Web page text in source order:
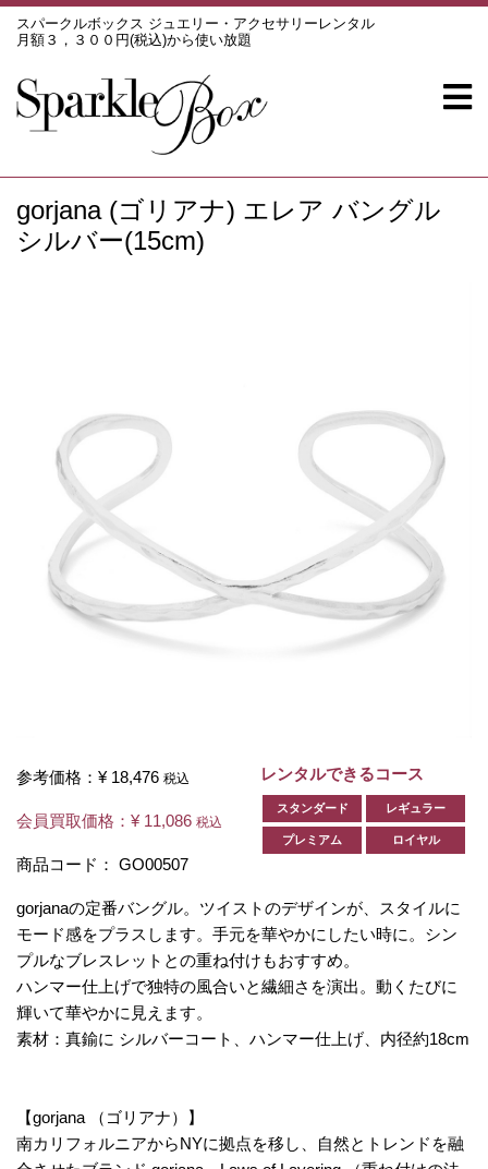
スパークルボックス ジュエリー・アクセサリーレンタル
月額３，３００円(税込)から使い放題
gorjana (ゴリアナ) エレア バングル
シルバー(15cm)
参考価格： ¥ 18,476 税込
会員買取価格： ¥ 11,086 税込
商品コード： GO00507
レンタルできるコース
スタンダード レギュラー
プレミアム ロイヤル
gorjanaの定番バングル。ツイストのデザインが、スタイルに
モード感をプラスします。手元を華やかにしたい時に。シン
プルなブレスレットとの重ね付けもおすすめ。
ハンマー仕上げで独特の風合いと繊細さを演出。動くたびに
輝いて華やかに見えます。
素材：真鍮に シルバーコート、ハンマー仕上げ、内径約18cm
【gorjana （ゴリアナ）】
南カリフォルニアからNYに拠点を移し、自然とトレンドを融